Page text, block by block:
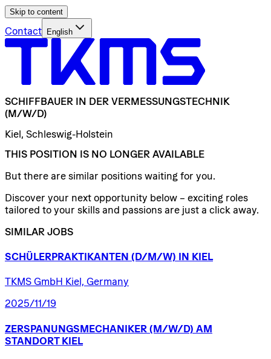
Skip to content
Contact English
SCHIFFBAUER IN DER VERMESSUNGSTECHNIK
(M/W/D)
Kiel, Schleswig-Holstein
THIS POSITION IS NO LONGER AVAILABLE
But there are similar positions waiting for you.
Discover your next opportunity below – exciting roles
tailored to your skills and passions are just a click away.
SIMILAR JOBS
SCHÜLERPRAKTIKANTEN (D/​M/​W) IN KIEL
TKMS GmbH Kiel, Germany
2025/11/19
ZERSPANUNGSMECHANIKER (M/W/D) AM
STANDORT KIEL